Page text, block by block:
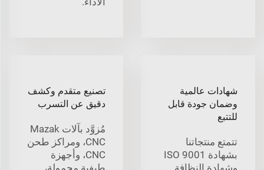
شهادات عالمية
وضمان جودة قابل
للتتبع
تتمتع منتجاتنا
بشهادة ISO 9001
وشهادة النظافة
تصنيع متقدم وكشف
دقيق عن التسرب
مُزوَّد بآلات Mazak
CNC، ومراكز طحن
CNC، وأجهزة
طيفية محمولة،